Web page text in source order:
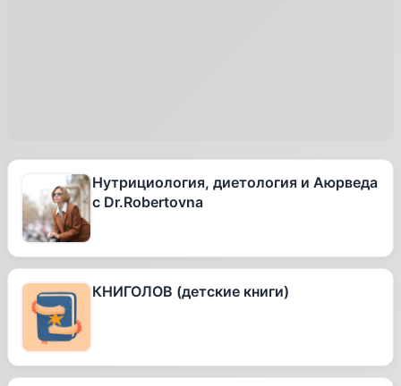
Нутрициология, диетология и Аюрведа
с Dr.Robertovna
КНИГОЛОВ (детские книги)